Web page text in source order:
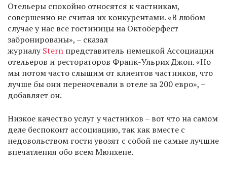
Отельеры спокойно относятся к частникам,
совершенно не считая их конкурентами. «В любом
случае у нас все гостиницы на Октоберфест
забронированы», – сказал
журналуStern представитель немецкой Ассоциации
отельеров и рестораторов Франк-Ульрих Джон. «Но
мы потом часто слышим от клиентов частников, что
лучше бы они переночевали в отеле за 200 евро», –
добавляет он.
Низкое качество услуг у частников – вот что на самом
деле беспокоит ассоциацию, так как вместе с
недовольством гости увозят с собой не самые лучшие
впечатления обо всем Мюнхене.